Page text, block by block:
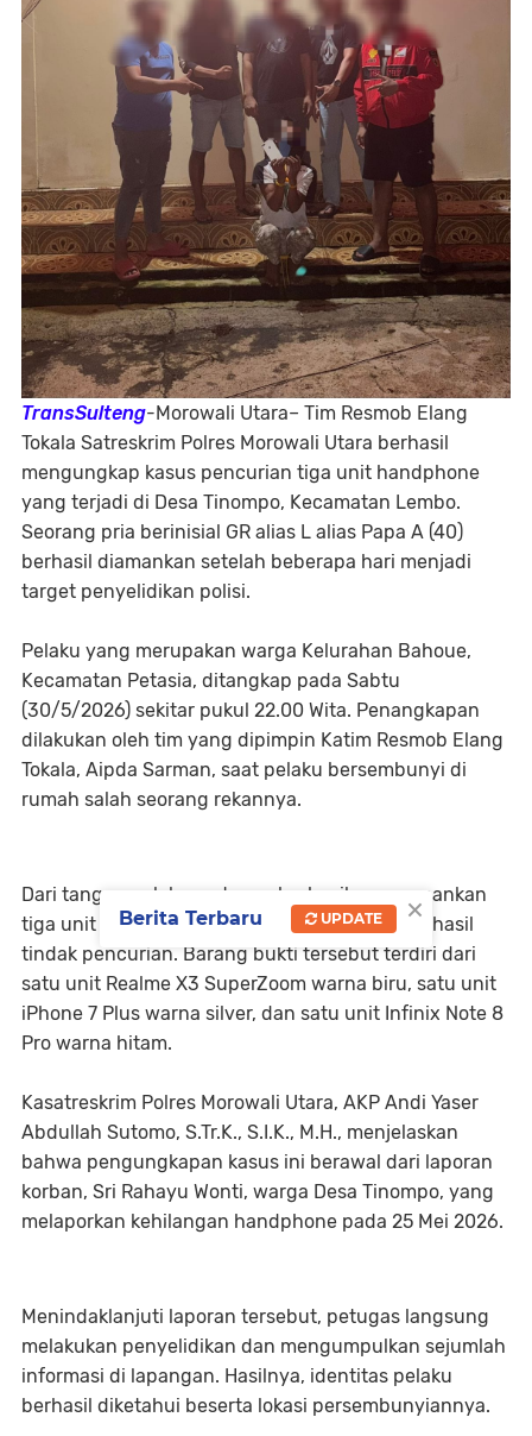
TransSulteng-Morowali Utara– Tim Resmob Elang
Tokala Satreskrim Polres Morowali Utara berhasil
mengungkap kasus pencurian tiga unit handphone
yang terjadi di Desa Tinompo, Kecamatan Lembo.
Seorang pria berinisial GR alias L alias Papa A (40)
berhasil diamankan setelah beberapa hari menjadi
target penyelidikan polisi.
Pelaku yang merupakan warga Kelurahan Bahoue,
Kecamatan Petasia, ditangkap pada Sabtu
(30/5/2026) sekitar pukul 22.00 Wita. Penangkapan
dilakukan oleh tim yang dipimpin Katim Resmob Elang
Tokala, Aipda Sarman, saat pelaku bersembunyi di
rumah salah seorang rekannya.
Dari tangan pelaku, petugas berhasil mengamankan
tiga unit handphone yang diduga merupakan hasil
tindak pencurian. Barang bukti tersebut terdiri dari
satu unit Realme X3 SuperZoom warna biru, satu unit
iPhone 7 Plus warna silver, dan satu unit Infinix Note 8
Pro warna hitam.
Kasatreskrim Polres Morowali Utara, AKP Andi Yaser
Abdullah Sutomo, S.Tr.K., S.I.K., M.H., menjelaskan
bahwa pengungkapan kasus ini berawal dari laporan
korban, Sri Rahayu Wonti, warga Desa Tinompo, yang
melaporkan kehilangan handphone pada 25 Mei 2026.
Menindaklanjuti laporan tersebut, petugas langsung
melakukan penyelidikan dan mengumpulkan sejumlah
informasi di lapangan. Hasilnya, identitas pelaku
berhasil diketahui beserta lokasi persembunyiannya.
×
Berita Terbaru UPDATE